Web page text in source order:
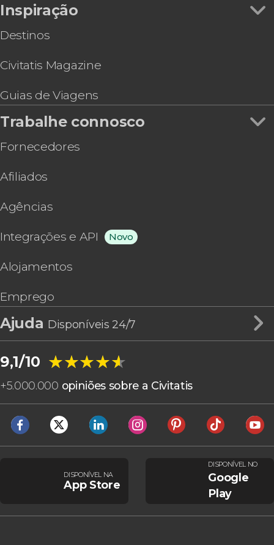
Inspiração
Destinos
Civitatis Magazine
Guias de Viagens
Trabalhe connosco
Fornecedores
Afiliados
Agências
Integrações e API Novo
Alojamentos
Emprego
Ajuda Disponíveis 24/7
9,1/10 ★★★★★
★★★★★
+5.000.000 opiniões sobre a Civitatis
DISPONÍVEL NA
App Store
DISPONÍVEL NO
Google
Play